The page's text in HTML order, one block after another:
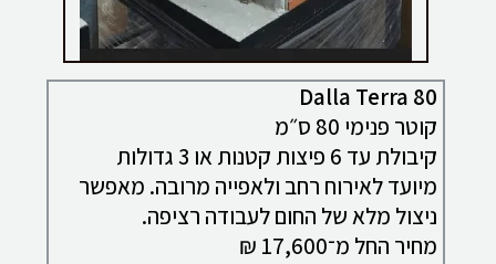
Dalla Terra 80
קוטר פנימי 80 ס״מ
קיבולת עד 6 פיצות קטנות או 3 גדולות
מיועד לאירוח רחב ולאפייה מרובה. מאפשר
ניצול מלא של החום לעבודה רציפה.
מחיר החל מ־17,600 ₪